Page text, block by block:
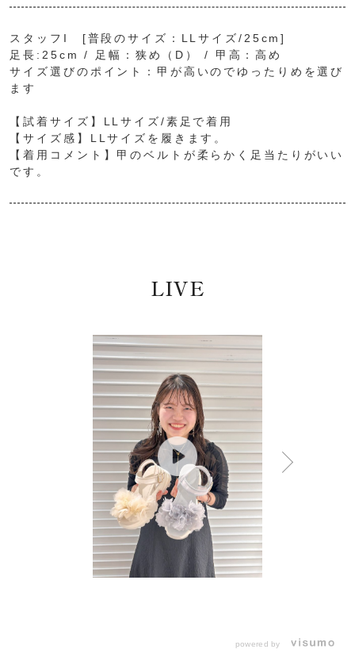
スタッフI [普段のサイズ：LLサイズ/25cm]
足長:25cm / 足幅：狭め（D） / 甲高：高め
サイズ選びのポイント：甲が高いのでゆったりめを選び
ます
【試着サイズ】LLサイズ/素足で着用
【サイズ感】LLサイズを履きます。
【着用コメント】甲のベルトが柔らかく足当たりがいい
です。
LIVE
powered by